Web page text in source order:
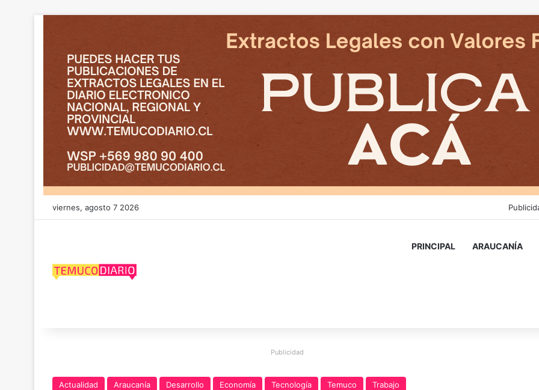
viernes, agosto 7 2026
PRINCIPAL ARAUCANÍA
Publicidad
Actualidad Araucanía Desarrollo Economía Tecnología Temuco Trabajo